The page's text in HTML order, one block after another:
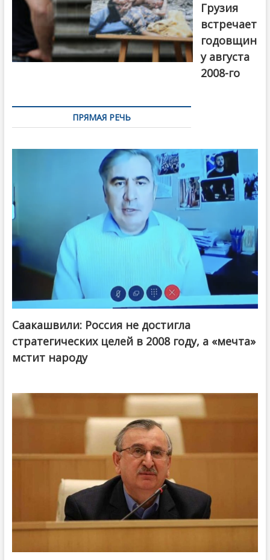
Грузия
встречает
годовщин
у августа
2008-го
ПРЯМАЯ РЕЧЬ
Саакашвили: Россия не достигла
стратегических целей в 2008 году, а «мечта»
мстит народу